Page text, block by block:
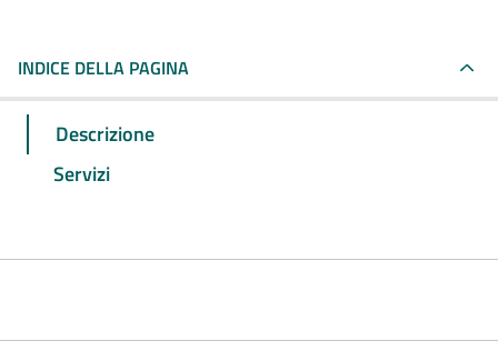
INDICE DELLA PAGINA
Descrizione
Servizi